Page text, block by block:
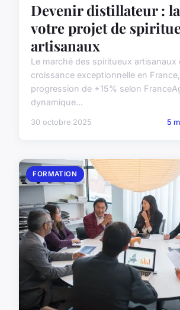
Devenir distillateur :
votre projet de
artisanaux
Le marché des spiritueux artisanaux
croissance exceptionnelle en
progression de +15% selon
dynamique...
30 octobre 2025 5
FORMATION